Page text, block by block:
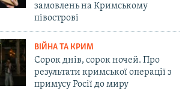
замовлень на Кримському
півострові
ВІЙНА ТА КРИМ
Сорок днів, сорок ночей. Про
результати кримської операції з
примусу Росії до миру